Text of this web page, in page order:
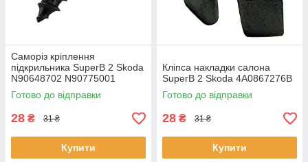
Саморіз кріплення
підкрильника SuperB 2 Skoda
N90648702 N90775001
Готово до відправки
28 ₴ 31 ₴
Купити
Кліпса накладки салона
SuperB 2 Skoda 4A0867276B
Готово до відправки
28 ₴ 31 ₴
Купити